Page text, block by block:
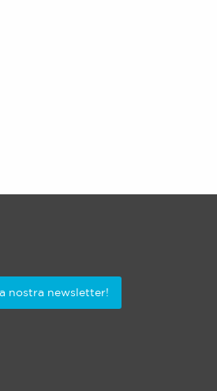
nostra newsletter!